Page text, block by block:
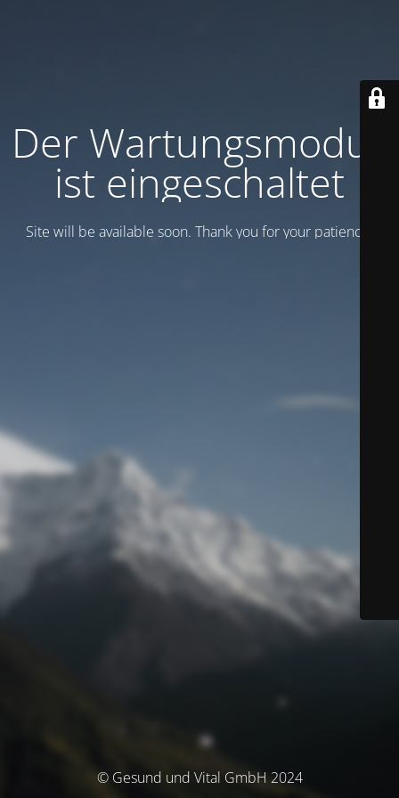
Der Wartungsmodus
ist eingeschaltet
Site will be available soon. Thank you for your patience!
© Gesund und Vital GmbH 2024